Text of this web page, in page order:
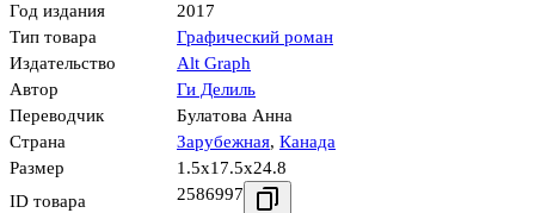
Год издания
2017
Тип товара
Графический роман
Издательство
Alt Graph
Автор
Ги Делиль
Переводчик
Булатова Анна
Страна
Зарубежная, Канада
Размер
1.5x17.5x24.8
ID товара
2586997